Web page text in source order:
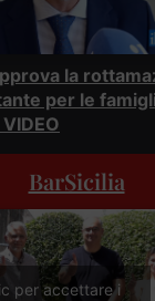
la
per le
BarSicilia
per accettare i